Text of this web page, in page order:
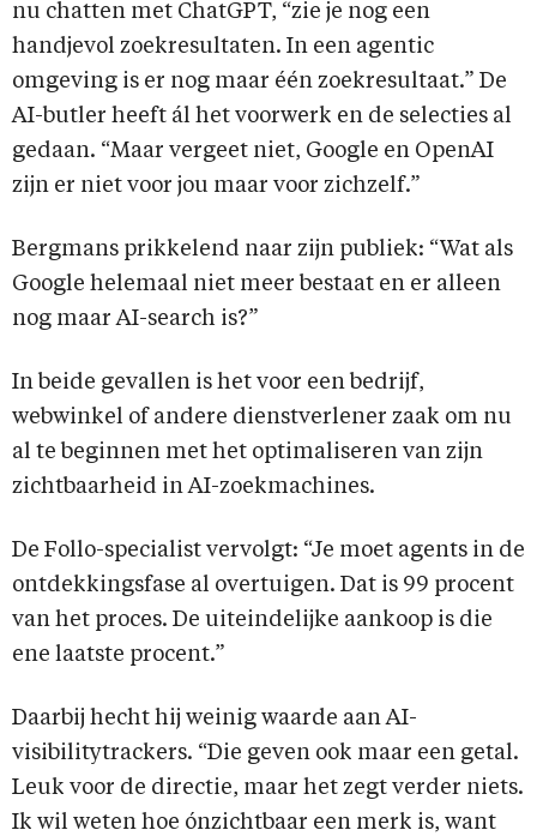
nu chatten met ChatGPT, “zie je nog een
handjevol zoekresultaten. In een agentic
omgeving is er nog maar één zoekresultaat.” De
AI-butler heeft ál het voorwerk en de selecties al
gedaan. “Maar vergeet niet, Google en OpenAI
zijn er niet voor jou maar voor zichzelf.”
Bergmans prikkelend naar zijn publiek: “Wat als
Google helemaal niet meer bestaat en er alleen
nog maar AI-search is?”
In beide gevallen is het voor een bedrijf,
webwinkel of andere dienstverlener zaak om nu
al te beginnen met het optimaliseren van zijn
zichtbaarheid in AI-zoekmachines.
De Follo-specialist vervolgt: “Je moet agents in de
ontdekkingsfase al overtuigen. Dat is 99 procent
van het proces. De uiteindelijke aankoop is die
ene laatste procent.”
Daarbij hecht hij weinig waarde aan AI-
visibilitytrackers. “Die geven ook maar een getal.
Leuk voor de directie, maar het zegt verder niets.
Ik wil weten hoe ónzichtbaar een merk is, want